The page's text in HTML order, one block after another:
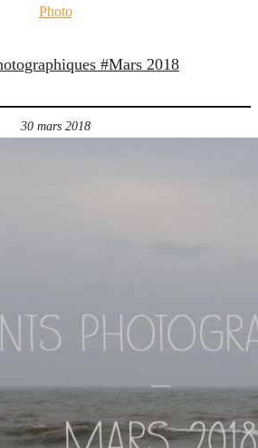
Photo
#Mars 2018
30 mars 2018